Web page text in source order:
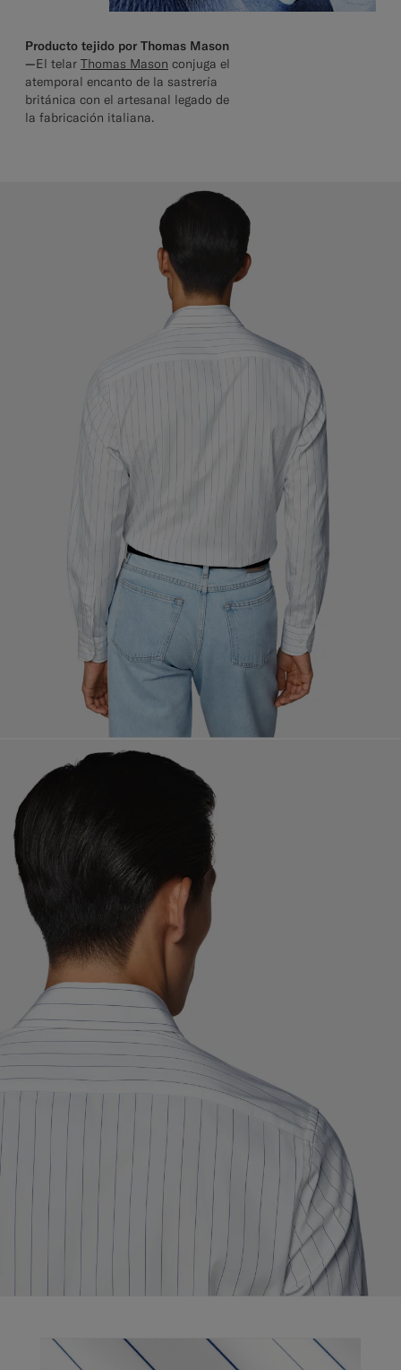
Producto tejido por Thomas Mason
—El telar Thomas Mason conjuga el
atemporal encanto de la sastrería
británica con el artesanal legado de
la fabricación italiana.